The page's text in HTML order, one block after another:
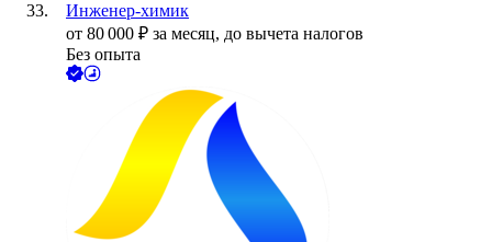
Инженер-химик
от 80 000 ₽ за месяц, до вычета налогов
Без опыта